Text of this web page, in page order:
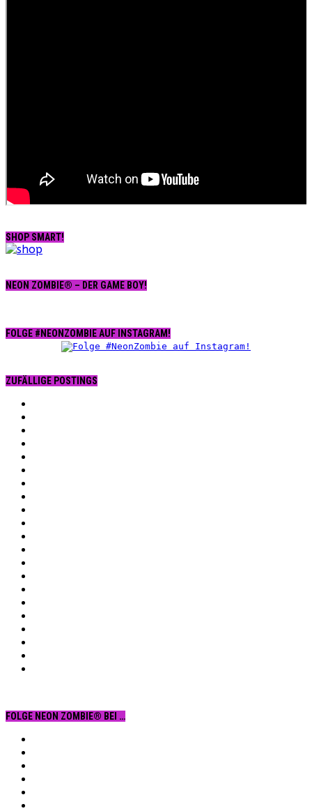
SHOP SMART!
NEON ZOMBIE® – DER GAME BOY!
FOLGE #NEONZOMBIE AUF INSTAGRAM!
ZUFÄLLIGE POSTINGS
FOLGE NEON ZOMBIE® BEI …